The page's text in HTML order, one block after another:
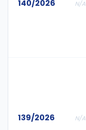
140/2026 N/A
139/2026 N/A